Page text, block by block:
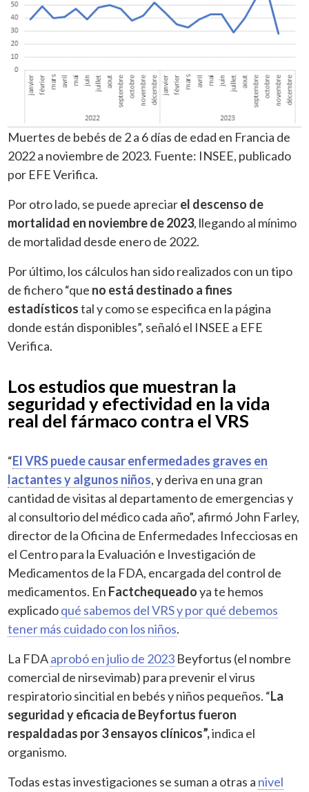
Muertes de bebés de 2 a 6 días de edad en Francia de
2022 a noviembre de 2023. Fuente: INSEE, publicado
por EFE Verifica.
Por otro lado, se puede apreciarel descenso de
mortalidad en noviembre de 2023, llegando al mínimo
de mortalidad desde enero de 2022.
Por último, los cálculos han sido realizados con un tipo
de fichero “que no está destinado a fines
estadísticostal y como se especifica en la página
donde están disponibles”, señaló el INSEE a EFE
Verifica.
Los estudios que muestran la
seguridad y efectividad en la vida
real del fármaco contra el VRS
“El VRS puede causar enfermedades graves en
lactantes y algunos niños, y deriva en una gran
cantidad de visitas al departamento de emergencias y
al consultorio del médico cada año”, afirmó John Farley,
director de la Oficina de Enfermedades Infecciosas en
el Centro para la Evaluación e Investigación de
Medicamentos de la FDA, encargada del control de
medicamentos. En Factchequeadoya te hemos
explicadoqué sabemos del VRS y por qué debemos
tener más cuidado con los niños.
La FDAaprobó en julio de 2023 Beyfortus (el nombre
comercial de nirsevimab) para prevenir el virus
respiratorio sincitial en bebés y niños pequeños. “La
seguridad y eficacia de Beyfortus fueron
respaldadas por 3 ensayos clínicos”,indica el
organismo.
Todas estas investigaciones se suman a otras a nivel